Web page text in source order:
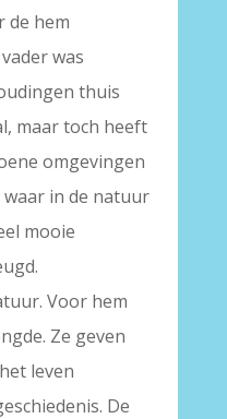
de hem
was
thuis
maar toch heeft
omgevingen
in de natuur
mooie
Voor hem
Ze geven
leven
De